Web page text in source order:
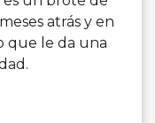
atrás y en
que le da una